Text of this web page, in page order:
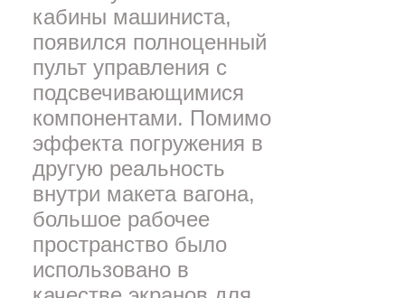
кабины машиниста,
появился полноценный
пульт управления с
подсвечивающимися
компонентами. Помимо
эффекта погружения в
другую реальность
внутри макета вагона,
большое рабочее
пространство было
использовано в